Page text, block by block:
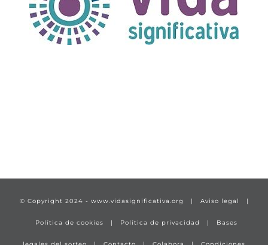
© Copyright 2024 - www.vidasignificativa.org | Aviso legal |
Política de cookies | Política de privacidad | Bases